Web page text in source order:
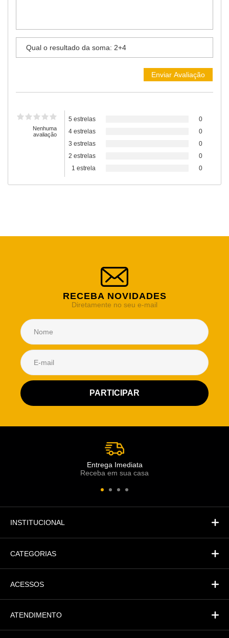
Nenhuma
avaliação
5 estrelas
0
4 estrelas
0
3 estrelas
0
2 estrelas
0
1 estrela
0
RECEBA NOVIDADES
Diretamente no seu e-mail
Entrega Imediata
Receba em sua casa
INSTITUCIONAL
CATEGORIAS
ACESSOS
ATENDIMENTO
Atendimento Rei de Casa